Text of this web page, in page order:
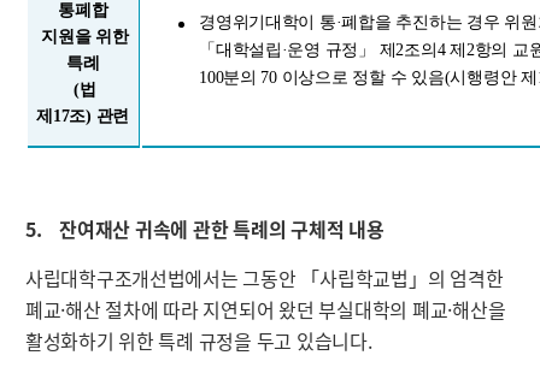
통폐합
지원을 위한
특례
(법
제17조) 관련
경영위기대학이 통·폐합을 추진하는 경우 위
「대학설립·운영 규정」 제2조의4 제2항의 교
100분의 70 이상으로 정할 수 있음(시행령안
5. 잔여재산 귀속에 관한 특례의 구체적 내용
사립대학구조개선법에서는 그동안 「사립학교법」의 엄격한
폐교·해산 절차에 따라 지연되어 왔던 부실대학의 폐교·해산을
활성화하기 위한 특례 규정을 두고 있습니다.